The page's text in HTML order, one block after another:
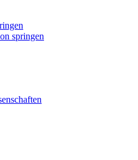
springen